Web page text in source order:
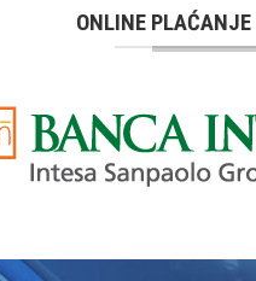
ONLINE